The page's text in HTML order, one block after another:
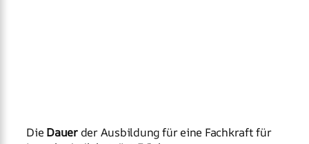
Die Dauerder Ausbildung für eine Fachkraft für